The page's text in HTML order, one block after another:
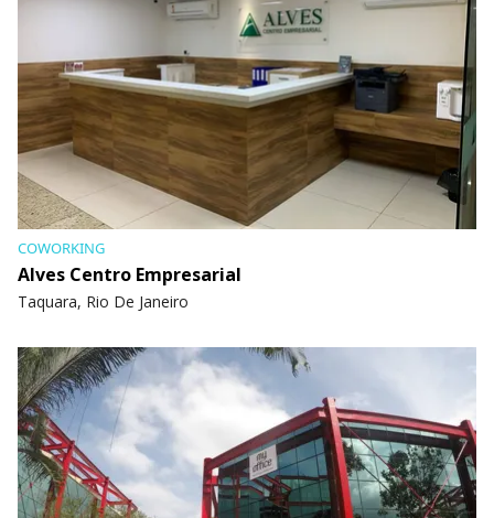
COWORKING
Alves Centro Empresarial
Taquara, Rio De Janeiro